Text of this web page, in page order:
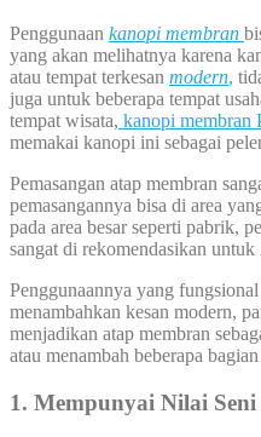
Penggunaan kanopi membran
yang akan melihatnya karena
atau tempat terkesan modern,
juga untuk beberapa tempat
tempat wisata, kanopi membran
memakai kanopi ini sebagai
Pemasangan atap membran
pemasangannya bisa di area
pada area besar seperti pabrik,
sangat di rekomendasikan untuk
Penggunaannya yang
menambahkan kesan modern,
menjadikan atap membran
atau menambah beberapa
1. Mempunyai Nilai